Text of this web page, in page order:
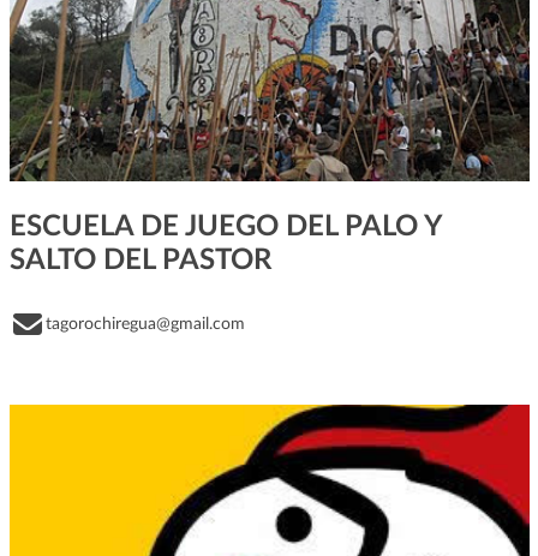
ESCUELA DE JUEGO DEL PALO Y
SALTO DEL PASTOR
tagorochiregua@gmail.com